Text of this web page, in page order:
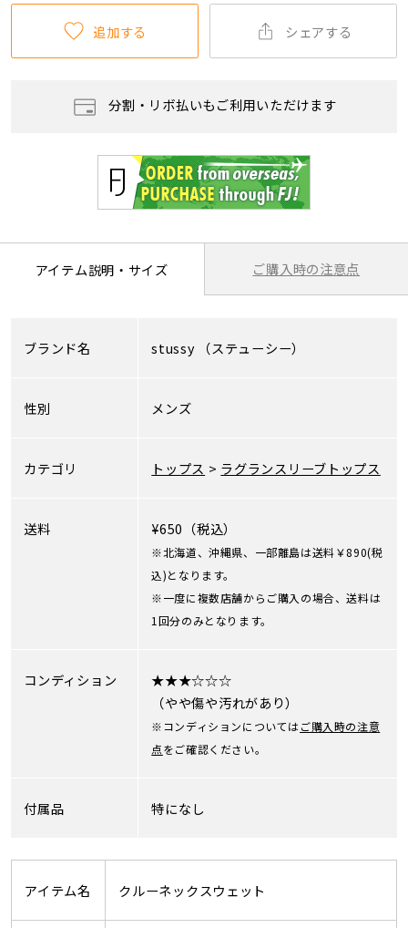
追加する シェアする
分割・リボ払いもご利用いただけます
アイテム説明・サイズ ご購入時の注意点
ブランド名 stussy（ステューシー）
性別 メンズ
カテゴリ トップス > ラグランスリーブトップス
送料 ¥650（税込）
※北海道、沖縄県、一部離島は送料￥890(税
込)となります。
※一度に複数店舗からご購入の場合、送料は
1回分のみとなります。
コンディション
★★★☆☆☆
（やや傷や汚れがあり）
※コンディションについてはご購入時の注意
点をご確認ください。
付属品 特になし
アイテム名 クルーネックスウェット